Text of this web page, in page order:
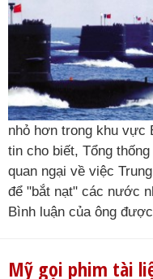
nhỏ hơn trong khu vực
tin cho biết, Tổng
quan ngại về việc
để "bắt nạt" các nước
Bình luận của ông
Mỹ gọi phim tài